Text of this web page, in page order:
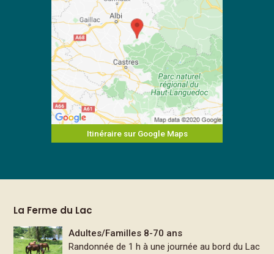
Itinéraire sur Google Maps
La Ferme du Lac
Adultes/Familles 8-70 ans
Randonnée de 1 h à une journée au bord du Lac